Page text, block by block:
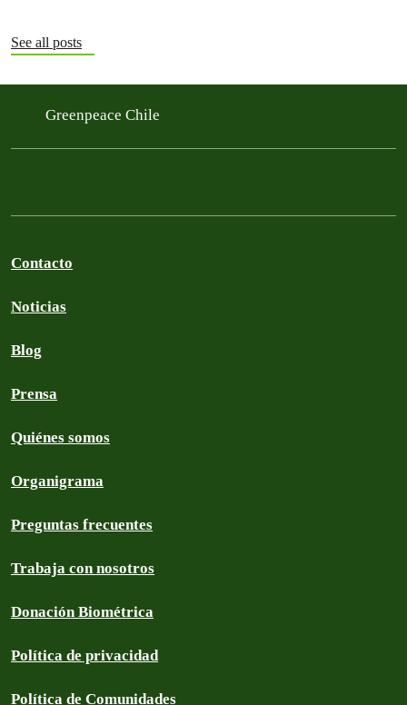
See all posts
Greenpeace Chile
Contacto
Noticias
Blog
Prensa
Quiénes somos
Organigrama
Preguntas frecuentes
Trabaja con nosotros
Donación Biométrica
Política de privacidad
Política de Comunidades